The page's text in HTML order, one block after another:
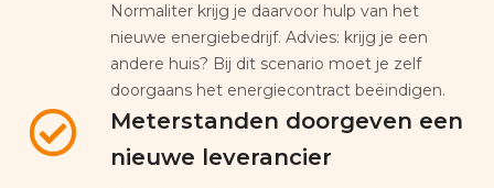
Normaliter krijg je daarvoor hulp van het
nieuwe energiebedrijf. Advies: krijg je een
andere huis? Bij dit scenario moet je zelf
doorgaans het energiecontract beëindigen.
Meterstanden doorgeven een
nieuwe leverancier